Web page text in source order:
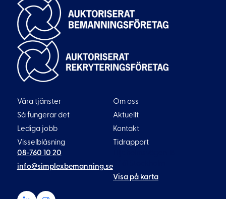
08-760 10 20
info@simplexbemanning.se
Visa på karta
Våra tjänster
Så fungerar det
Lediga jobb
Visselblåsning
Om oss
Aktuellt
Kontakt
Tidrapport